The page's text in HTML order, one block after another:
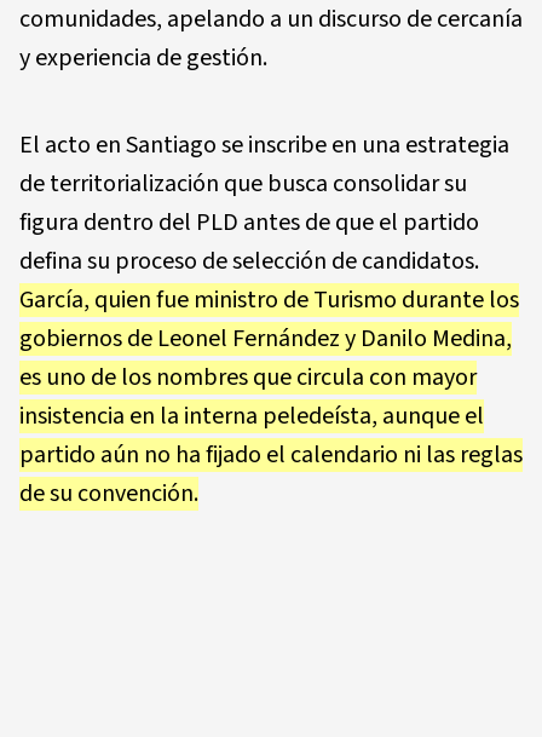
comunidades, apelando a un discurso de cercanía
y experiencia de gestión.
El acto en Santiago se inscribe en una estrategia
de territorialización que busca consolidar su
figura dentro del PLD antes de que el partido
defina su proceso de selección de candidatos.
García, quien fue ministro de Turismo durante los
gobiernos de Leonel Fernández y Danilo Medina,
es uno de los nombres que circula con mayor
insistencia en la interna peledeísta, aunque el
partido aún no ha fijado el calendario ni las reglas
de su convención.